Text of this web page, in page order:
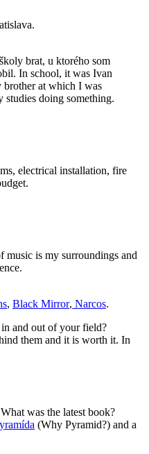
brat, u ktorého som
In school, it was Ivan
brother at which I was
doing something.
electrical installation, fire
is my surroundings and
, Black Mirror, Narcos.
and out of your field?
them and it is worth it. In
was the latest book?
(Why Pyramid?) and a